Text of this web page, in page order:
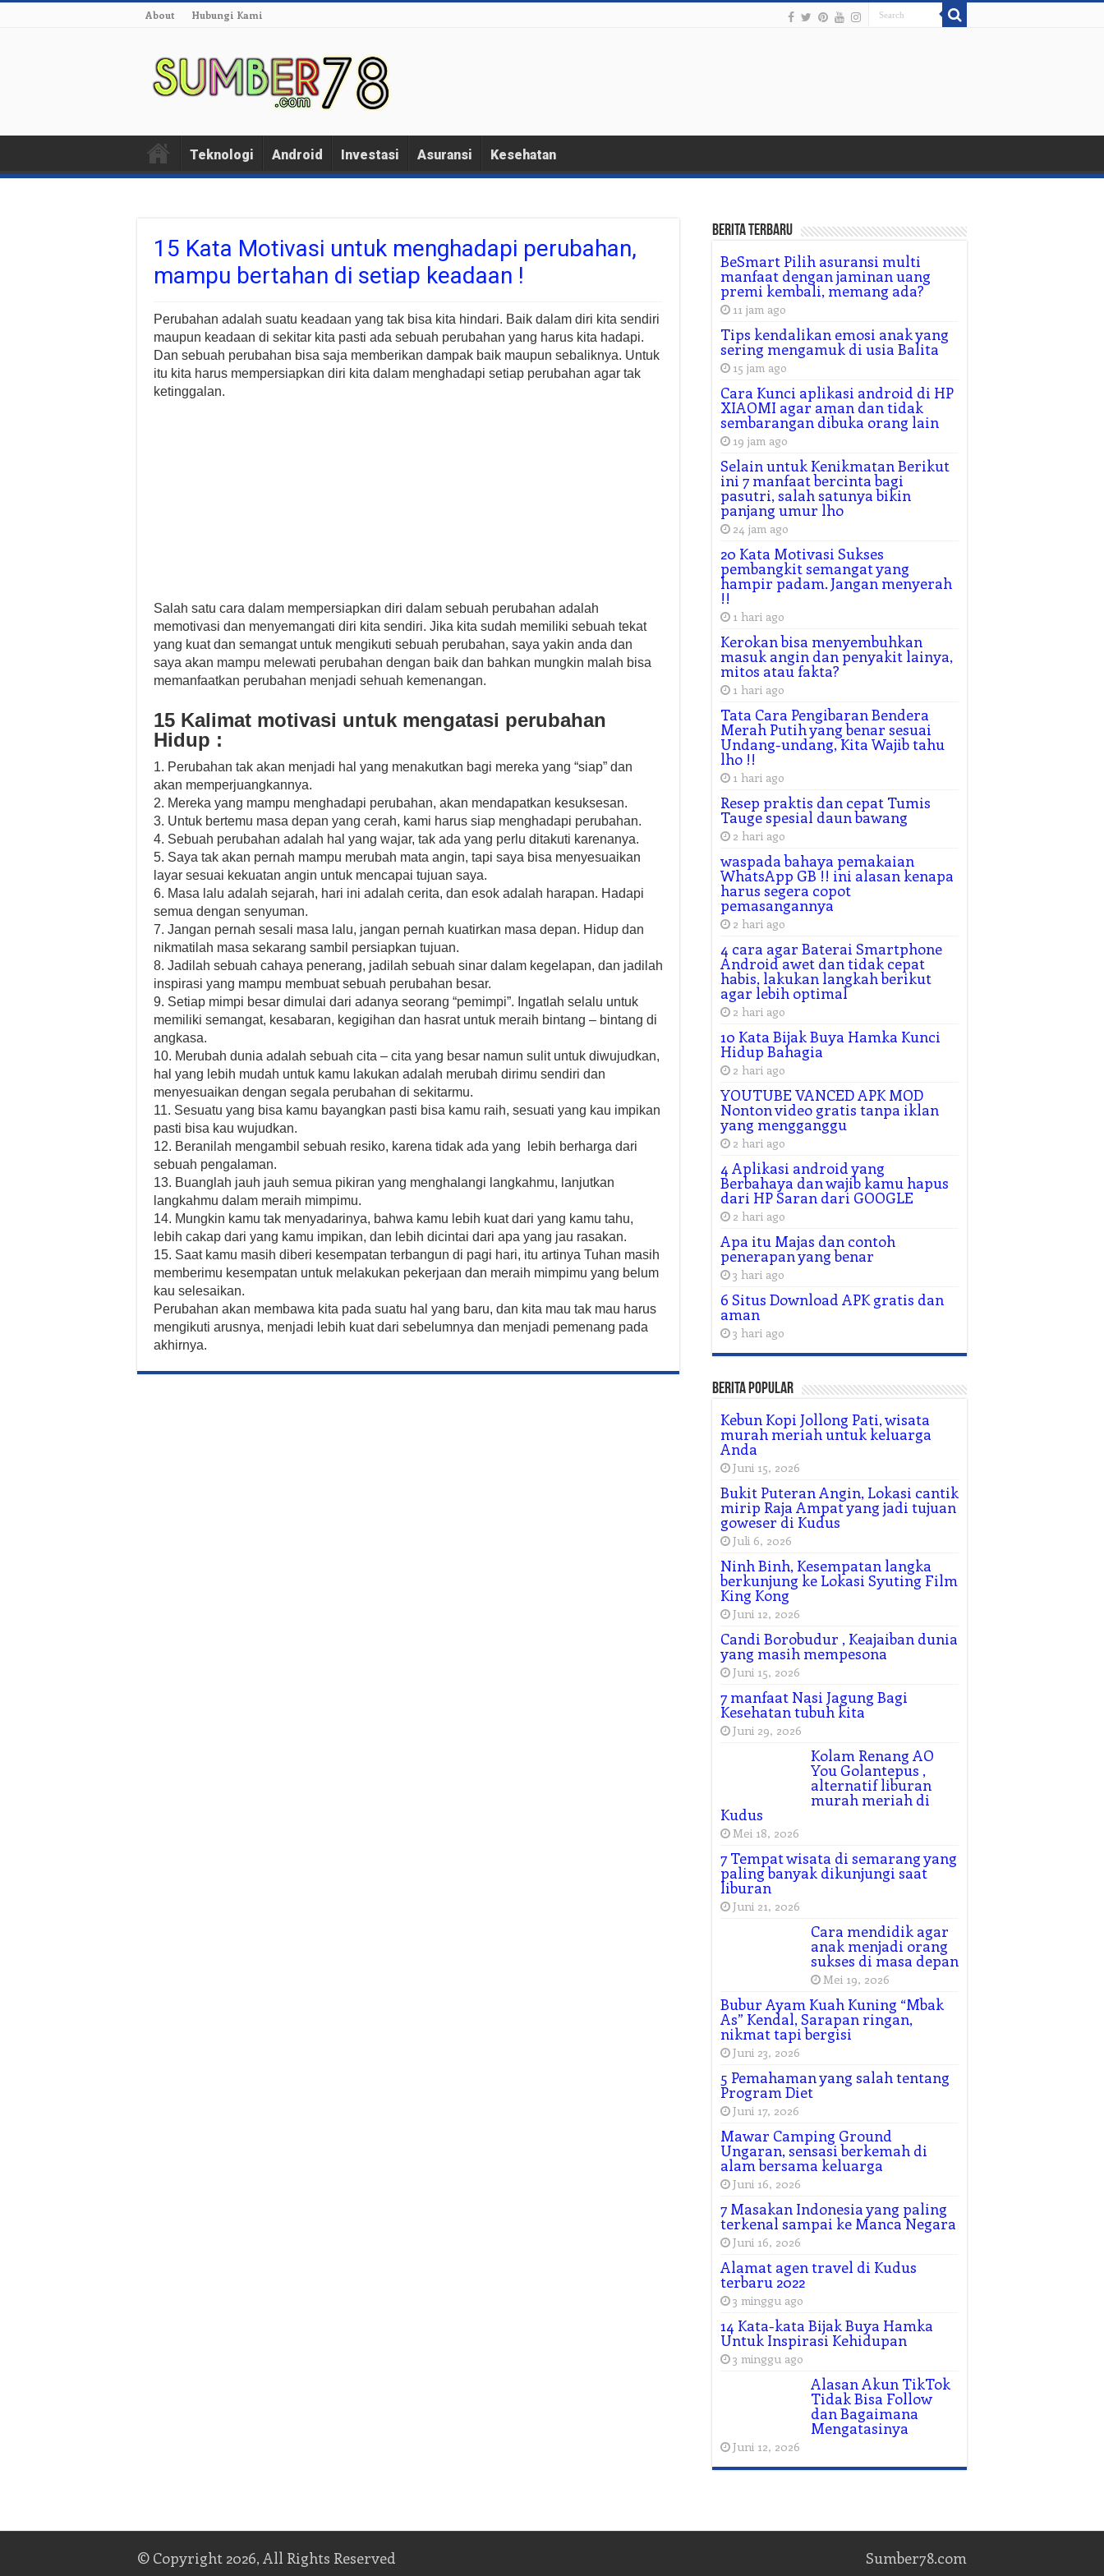
About Hubungi Kami
Teknologi Android Investasi Asuransi Kesehatan
15 Kata Motivasi untuk menghadapi perubahan,
mampu bertahan di setiap keadaan !
Perubahan adalah suatu keadaan yang tak bisa kita hindari. Baik dalam diri kita sendiri
maupun keadaan di sekitar kita pasti ada sebuah perubahan yang harus kita hadapi.
Dan sebuah perubahan bisa saja memberikan dampak baik maupun sebaliknya. Untuk
itu kita harus mempersiapkan diri kita dalam menghadapi setiap perubahan agar tak
ketinggalan.
Salah satu cara dalam mempersiapkan diri dalam sebuah perubahan adalah
memotivasi dan menyemangati diri kita sendiri. Jika kita sudah memiliki sebuah tekat
yang kuat dan semangat untuk mengikuti sebuah perubahan, saya yakin anda dan
saya akan mampu melewati perubahan dengan baik dan bahkan mungkin malah bisa
memanfaatkan perubahan menjadi sehuah kemenangan.
15 Kalimat motivasi untuk mengatasi perubahan
Hidup :
1. Perubahan tak akan menjadi hal yang menakutkan bagi mereka yang “siap” dan
akan memperjuangkannya.
2. Mereka yang mampu menghadapi perubahan, akan mendapatkan kesuksesan.
3. Untuk bertemu masa depan yang cerah, kami harus siap menghadapi perubahan.
4. Sebuah perubahan adalah hal yang wajar, tak ada yang perlu ditakuti karenanya.
5. Saya tak akan pernah mampu merubah mata angin, tapi saya bisa menyesuaikan
layar sesuai kekuatan angin untuk mencapai tujuan saya.
6. Masa lalu adalah sejarah, hari ini adalah cerita, dan esok adalah harapan. Hadapi
semua dengan senyuman.
7. Jangan pernah sesali masa lalu, jangan pernah kuatirkan masa depan. Hidup dan
nikmatilah masa sekarang sambil persiapkan tujuan.
8. Jadilah sebuah cahaya penerang, jadilah sebuah sinar dalam kegelapan, dan jadilah
inspirasi yang mampu membuat sebuah perubahan besar.
9. Setiap mimpi besar dimulai dari adanya seorang “pemimpi”. Ingatlah selalu untuk
memiliki semangat, kesabaran, kegigihan dan hasrat untuk meraih bintang – bintang di
angkasa.
10. Merubah dunia adalah sebuah cita – cita yang besar namun sulit untuk diwujudkan,
hal yang lebih mudah untuk kamu lakukan adalah merubah dirimu sendiri dan
menyesuaikan dengan segala perubahan di sekitarmu.
11. Sesuatu yang bisa kamu bayangkan pasti bisa kamu raih, sesuati yang kau impikan
pasti bisa kau wujudkan.
12. Beranilah mengambil sebuah resiko, karena tidak ada yang lebih berharga dari
sebuah pengalaman.
13. Buanglah jauh jauh semua pikiran yang menghalangi langkahmu, lanjutkan
langkahmu dalam meraih mimpimu.
14. Mungkin kamu tak menyadarinya, bahwa kamu lebih kuat dari yang kamu tahu,
lebih cakap dari yang kamu impikan, dan lebih dicintai dari apa yang jau rasakan.
15. Saat kamu masih diberi kesempatan terbangun di pagi hari, itu artinya Tuhan masih
memberimu kesempatan untuk melakukan pekerjaan dan meraih mimpimu yang belum
kau selesaikan.
Perubahan akan membawa kita pada suatu hal yang baru, dan kita mau tak mau harus
mengikuti arusnya, menjadi lebih kuat dari sebelumnya dan menjadi pemenang pada
akhirnya.
Berita Terbaru
BeSmart Pilih asuransi multi
manfaat dengan jaminan uang
premi kembali, memang ada?
11 jam ago
Tips kendalikan emosi anak yang
sering mengamuk di usia Balita
15 jam ago
Cara Kunci aplikasi android di HP
XIAOMI agar aman dan tidak
sembarangan dibuka orang lain
19 jam ago
Selain untuk Kenikmatan Berikut
ini 7 manfaat bercinta bagi
pasutri, salah satunya bikin
panjang umur lho
24 jam ago
20 Kata Motivasi Sukses
pembangkit semangat yang
hampir padam. Jangan menyerah
!!
1 hari ago
Kerokan bisa menyembuhkan
masuk angin dan penyakit lainya,
mitos atau fakta?
1 hari ago
Tata Cara Pengibaran Bendera
Merah Putih yang benar sesuai
Undang-undang, Kita Wajib tahu
lho !!
1 hari ago
Resep praktis dan cepat Tumis
Tauge spesial daun bawang
2 hari ago
waspada bahaya pemakaian
WhatsApp GB !! ini alasan kenapa
harus segera copot
pemasangannya
2 hari ago
4 cara agar Baterai Smartphone
Android awet dan tidak cepat
habis, lakukan langkah berikut
agar lebih optimal
2 hari ago
10 Kata Bijak Buya Hamka Kunci
Hidup Bahagia
2 hari ago
YOUTUBE VANCED APK MOD
Nonton video gratis tanpa iklan
yang mengganggu
2 hari ago
4 Aplikasi android yang
Berbahaya dan wajib kamu hapus
dari HP Saran dari GOOGLE
2 hari ago
Apa itu Majas dan contoh
penerapan yang benar
3 hari ago
6 Situs Download APK gratis dan
aman
3 hari ago
Berita Popular
Kebun Kopi Jollong Pati, wisata
murah meriah untuk keluarga
Anda
Juni 15, 2026
Bukit Puteran Angin, Lokasi cantik
mirip Raja Ampat yang jadi tujuan
goweser di Kudus
Juli 6, 2026
Ninh Binh, Kesempatan langka
berkunjung ke Lokasi Syuting Film
King Kong
Juni 12, 2026
Candi Borobudur , Keajaiban dunia
yang masih mempesona
Juni 15, 2026
7 manfaat Nasi Jagung Bagi
Kesehatan tubuh kita
Juni 29, 2026
Kolam Renang AO
You Golantepus ,
alternatif liburan
murah meriah di
Kudus
Mei 18, 2026
7 Tempat wisata di semarang yang
paling banyak dikunjungi saat
liburan
Juni 21, 2026
Cara mendidik agar
anak menjadi orang
sukses di masa depan
Mei 19, 2026
Bubur Ayam Kuah Kuning “Mbak
As” Kendal, Sarapan ringan,
nikmat tapi bergisi
Juni 23, 2026
5 Pemahaman yang salah tentang
Program Diet
Juni 17, 2026
Mawar Camping Ground
Ungaran, sensasi berkemah di
alam bersama keluarga
Juni 16, 2026
7 Masakan Indonesia yang paling
terkenal sampai ke Manca Negara
Juni 16, 2026
Alamat agen travel di Kudus
terbaru 2022
3 minggu ago
14 Kata-kata Bijak Buya Hamka
Untuk Inspirasi Kehidupan
3 minggu ago
Alasan Akun TikTok
Tidak Bisa Follow
dan Bagaimana
Mengatasinya
Juni 12, 2026
Sumber78.com
© Copyright 2026, All Rights Reserved